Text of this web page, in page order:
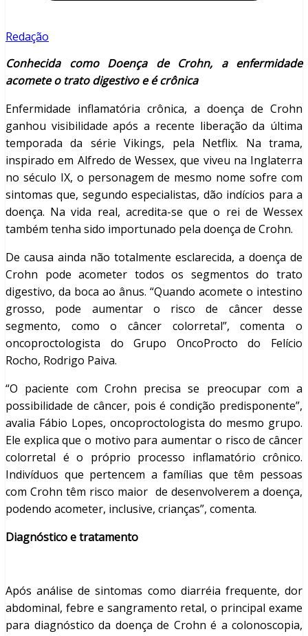
Redação
Conhecida como Doença de Crohn, a enfermidade
acomete o trato digestivo e é crônica
Enfermidade inflamatória crônica, a doença de Crohn
ganhou visibilidade após a recente liberação da última
temporada da série Vikings, pela Netflix. Na trama,
inspirado em Alfredo de Wessex, que viveu na Inglaterra
no século IX, o personagem de mesmo nome sofre com
sintomas que, segundo especialistas, dão indícios para a
doença. Na vida real, acredita-se que o rei de Wessex
também tenha sido importunado pela doença de Crohn.
De causa ainda não totalmente esclarecida, a doença de
Crohn pode acometer todos os segmentos do trato
digestivo, da boca ao ânus. “Quando acomete o intestino
grosso, pode aumentar o risco de câncer desse
segmento, como o câncer colorretal”, comenta o
oncoproctologista do Grupo OncoProcto do Felício
Rocho, Rodrigo Paiva.
“O paciente com Crohn precisa se preocupar com a
possibilidade de câncer, pois é condição predisponente”,
avalia Fábio Lopes, oncoproctologista do mesmo grupo.
Ele explica que o motivo para aumentar o risco de câncer
colorretal é o próprio processo inflamatório crônico.
Indivíduos que pertencem a famílias que têm pessoas
com Crohn têm risco maior de desenvolverem a doença,
podendo acometer, inclusive, crianças”, comenta.
Diagnóstico e tratamento
Após análise de sintomas como diarréia frequente, dor
abdominal, febre e sangramento retal, o principal exame
para diagnóstico da doença de Crohn é a colonoscopia,